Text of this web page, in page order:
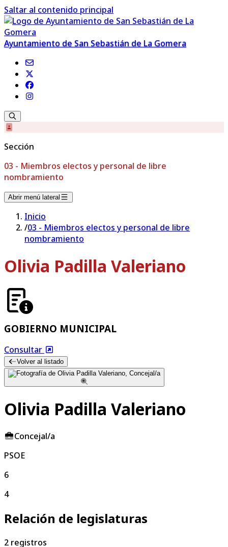
Saltar al contenido principal
Ayuntamiento de San Sebastián de La Gomera
Sección
03 - Miembros electos y personal de libre
nombramiento
Abrir menú lateral
Inicio
/03 - Miembros electos y personal de libre
nombramiento
Olivia Padilla Valeriano
GOBIERNO MUNICIPAL
Consultar
Volver al listado
Olivia Padilla Valeriano
Concejal/a
PSOE
6
4
Relación de legislaturas
2 registros